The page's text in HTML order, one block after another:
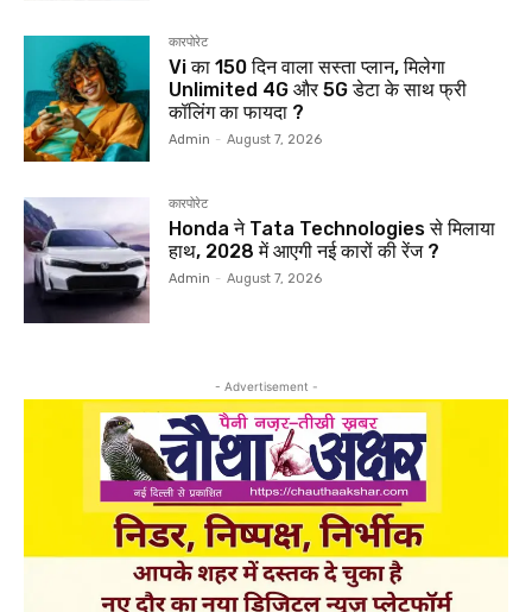
कारपोरेट
Vi का 150 दिन वाला सस्ता प्लान, मिलेगा
Unlimited 4G और 5G डेटा के साथ फ्री
कॉलिंग का फायदा ?
Admin - August 7, 2026
कारपोरेट
Honda ने Tata Technologies से मिलाया
हाथ, 2028 में आएगी नई कारों की रेंज ?
Admin - August 7, 2026
- Advertisement -